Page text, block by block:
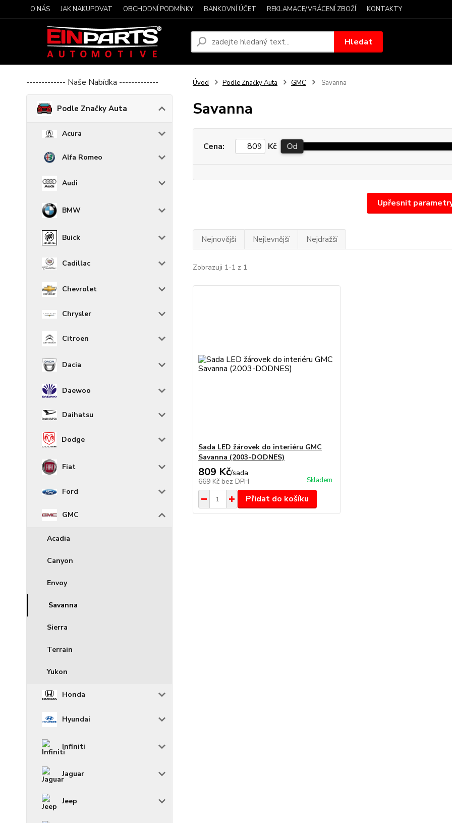
O NÁS JAK NAKUPOVAT OBCHODNÍ PODMÍNKY BANKOVNÍ ÚČET REKLAMACE/VRÁCENÍ ZBOŽÍ KONTAKTY
Hledat
------------- Naše Nabídka -------------
Podle Značky Auta
Acura
Alfa Romeo
Audi
BMW
Buick
Cadillac
Chevrolet
Chrysler
Citroen
Dacia
Daewoo
Daihatsu
Dodge
Fiat
Ford
GMC
Acadia
Canyon
Envoy
Savanna
Sierra
Terrain
Yukon
Honda
Hyundai
Infiniti
Jaguar
Jeep
Úvod Podle Značky Auta GMC Savanna
Savanna
Upřesnit
Cena: Kč Od
Nejnovější Nejlevnější Nejdražší
Zobrazuji 1-1 z 1
Sada LED žárovek do interiéru GMC
Savanna (2003-DODNES)
809 Kč/sada
669 Kč bez DPH Skladem
Přidat do košíku